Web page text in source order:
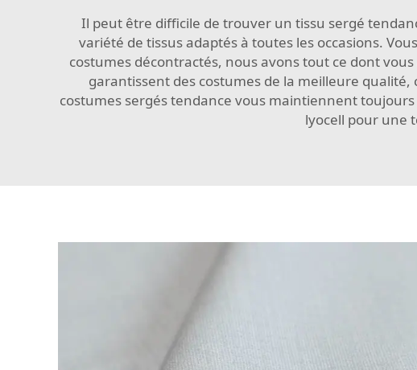
Il peut être difficile de trouver un tissu sergé
variété de tissus adaptés à toutes les occasions.
costumes décontractés, nous avons tout ce dont
garantissent des costumes de la meilleure
costumes sergés tendance vous maintiennent
lyocell pour une